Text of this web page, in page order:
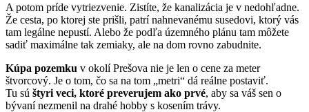
A potom príde vytriezvenie. Zistíte, že kanalizácia je v nedohľadne.
Že cesta, po ktorej ste prišli, patrí nahnevanému susedovi, ktorý vás
tam legálne nepustí. Alebo že podľa územného plánu tam môžete
sadiť maximálne tak zemiaky, ale na dom rovno zabudnite.
Kúpa pozemku v okolí Prešova nie je len o cene za meter
štvorcový. Je o tom, čo sa na tom „metri“ dá reálne postaviť.
Tu sú štyri veci, ktoré preverujem ako prvé, aby sa váš sen o
bývaní nezmenil na drahé hobby s kosením trávy.